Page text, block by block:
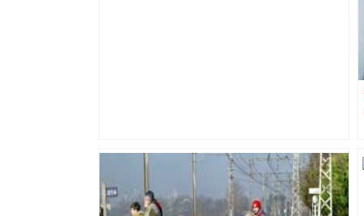
Alliance PS/LFI à Toulouse : Marc
Sztulman claque la porte – RMC